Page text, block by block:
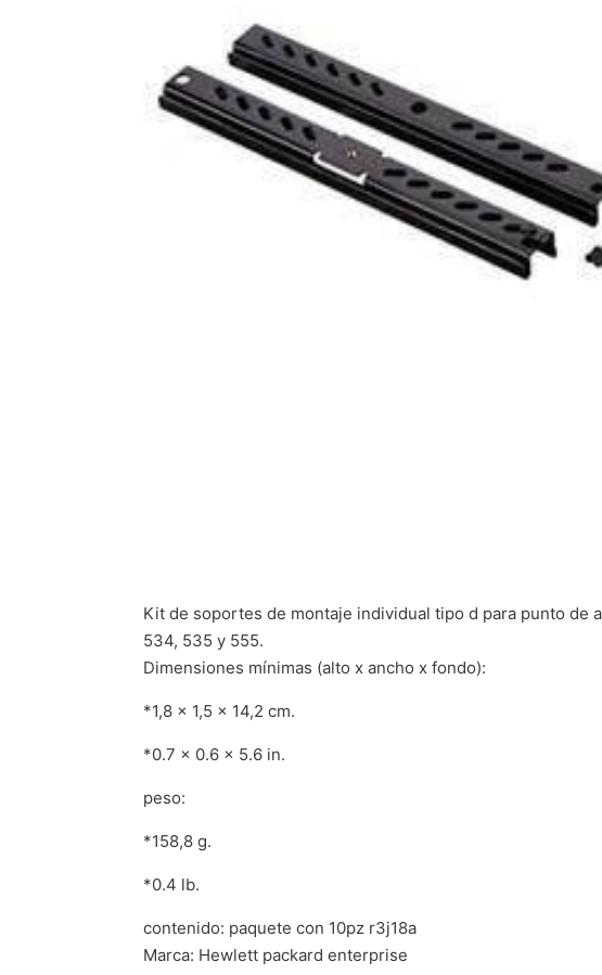
Kit de soportes de montaje individual tipo d para punto de
534, 535 y 555.
Dimensiones mínimas (alto x ancho x fondo):
*1,8 x 1,5 x 14,2 cm.
*0.7 x 0.6 x 5.6 in.
peso:
*158,8 g.
*0.4 lb.
contenido: paquete con 10pz r3j18a
Marca: Hewlett packard enterprise